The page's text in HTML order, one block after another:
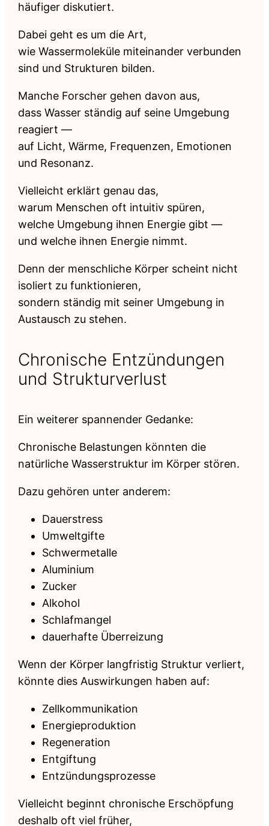
häufiger diskutiert.
Dabei geht es um die Art,
wie Wassermoleküle miteinander verbunden
sind und Strukturen bilden.
Manche Forscher gehen davon aus,
dass Wasser ständig auf seine Umgebung
reagiert —
auf Licht, Wärme, Frequenzen, Emotionen
und Resonanz.
Vielleicht erklärt genau das,
warum Menschen oft intuitiv spüren,
welche Umgebung ihnen Energie gibt —
und welche ihnen Energie nimmt.
Denn der menschliche Körper scheint nicht
isoliert zu funktionieren,
sondern ständig mit seiner Umgebung in
Austausch zu stehen.
Chronische Entzündungen
und Strukturverlust
Ein weiterer spannender Gedanke:
Chronische Belastungen könnten die
natürliche Wasserstruktur im Körper stören.
Dazu gehören unter anderem:
Dauerstress
Umweltgifte
Schwermetalle
Aluminium
Zucker
Alkohol
Schlafmangel
dauerhafte Überreizung
Wenn der Körper langfristig Struktur verliert,
könnte dies Auswirkungen haben auf:
Zellkommunikation
Energieproduktion
Regeneration
Entgiftung
Entzündungsprozesse
Vielleicht beginnt chronische Erschöpfung
deshalb oft viel früher,